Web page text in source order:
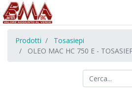
Prodotti
Tosasiepi
OLEO MAC HC 750 E -